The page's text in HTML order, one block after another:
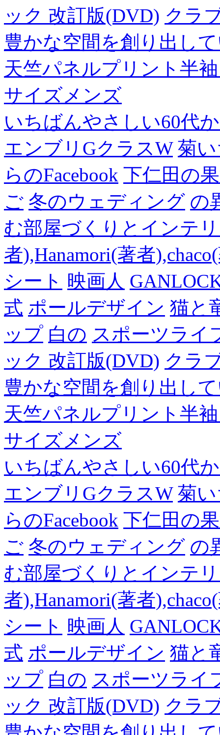
ック 改訂版(DVD) クラ
豊かな空間を創り出し
天竺パネルプリント半
サイズメンズ
いちばんやさしい60代
エンブリGクラスW 菊
らのFacebook 下仁田の
ご 冬のウェディング の
む部屋づくりとインテ
者),Hanamori(著者
シート 映画人
式 ポールデザイン 猫と
ップ 白の スポーツライ
ック 改訂版(DVD) クラ
豊かな空間を創り出し
天竺パネルプリント半
サイズメンズ
いちばんやさしい60代
エンブリGクラスW 菊
らのFacebook 下仁田の
ご 冬のウェディング の
む部屋づくりとインテ
者),Hanamori(著者
シート 映画人
式 ポールデザイン 猫と
ップ 白の スポーツライ
ック 改訂版(DVD) クラ